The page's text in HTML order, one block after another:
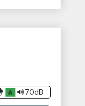
70dB